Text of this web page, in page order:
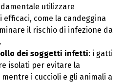
utilizzare
come la candeggina
il rischio di infezione da
dei soggetti infetti: i gatti
isolati per evitare la
i cuccioli e gli animali a